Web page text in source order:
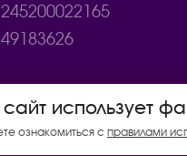
сайт использует
ознакомиться с правилами